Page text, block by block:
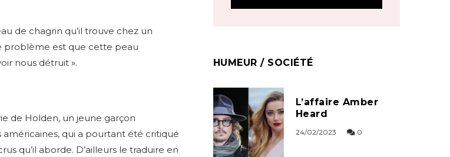
de chagrin qu’il trouve chez un
problème est que cette peau
nous détruit ».
de Holden, un jeune garçon
américaines, qui a pourtant été critiqué
qu’il aborde. D’ailleurs le traduire en
HUMEUR / SOCIÉTÉ
L’affaire Amber
Heard
24/02/2023 0